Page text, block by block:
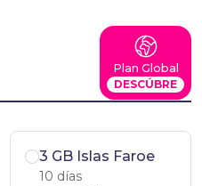
Plan Global
DESCÚBRE
3 GB Islas Faroe
10 días